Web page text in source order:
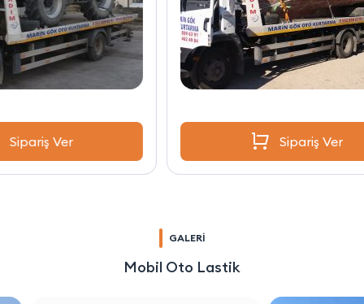
GALERİ
Mobil Oto Lastik